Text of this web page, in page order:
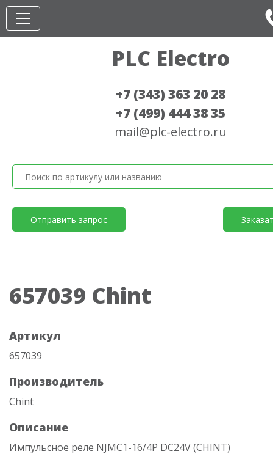
PLC Electro
+7 (343) 363 20 28
+7 (499) 444 38 35
mail@plc-electro.ru
Отправить запрос
657039 Chint
Артикул
657039
Производитель
Chint
Описание
Импульсное реле NJMC1-16/4P DC24V (CHINT)